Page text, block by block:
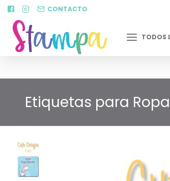
CONTACTO
TODOS
Etiquetas para